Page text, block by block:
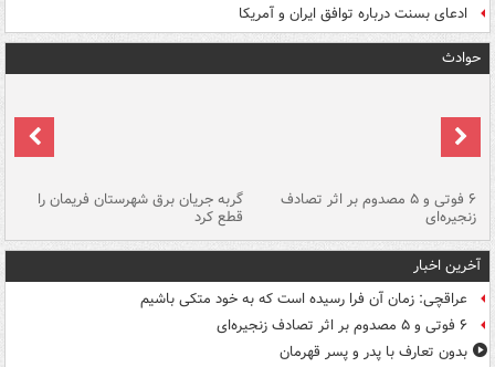
ادعای بسنت درباره توافق ایران و آمریکا
حوادث
۶ فوتی و ۵ مصدوم بر اثر تصادف
زنجیره‌ای
گربه جریان برق شهرستان فریمان را
قطع کرد
آخرین اخبار
عراقچی: زمان آن فرا رسیده است که به خود متکی باشیم
۶ فوتی و ۵ مصدوم بر اثر تصادف زنجیره‌ای
بدون تعارف با پدر و پسر قهرمان